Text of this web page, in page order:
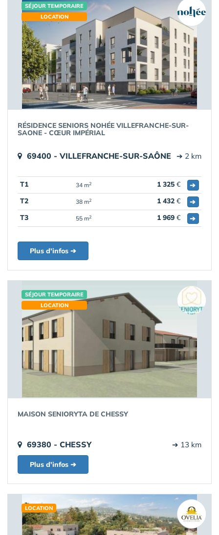
SÉJOUR TEMPORAIRE
LOCATION
RÉSIDENCE SENIORS NOHÉE VILLEFRANCHE-SUR-
SAONE - CŒUR IMPÉRIAL
69400 - VILLEFRANCHE-SUR-SAÔNE ➔ 2 km
T1 34 m2 1 325 €
➔
T2
38 m2 1 432 €
➔
T3
55 m2 1 969 € ➔
Plus d'infos ➔
SÉJOUR TEMPORAIRE
LOCATION
MAISON SENIORYTA DE CHESSY
69380 - CHESSY ➔ 13 km
Plus d'infos ➔
LOCATION